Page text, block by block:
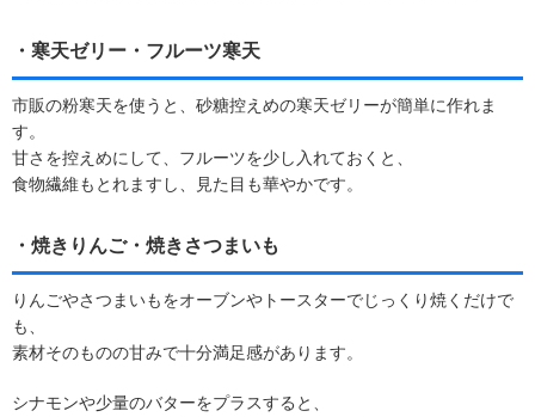
・寒天ゼリー・フルーツ寒天
市販の粉寒天を使うと、砂糖控えめの寒天ゼリーが簡単に作れま
す。
甘さを控えめにして、フルーツを少し入れておくと、
食物繊維もとれますし、見た目も華やかです。
・焼きりんご・焼きさつまいも
りんごやさつまいもをオーブンやトースターでじっくり焼くだけで
も、
素材そのものの甘みで十分満足感があります。
シナモンや少量のバターをプラスすると、